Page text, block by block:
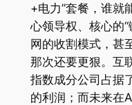
+电力”套餐，谁就
心领导权、核心的
网的收割模式，甚
那次还要更狠。互
指数成分公司占据
的利润；而未来在